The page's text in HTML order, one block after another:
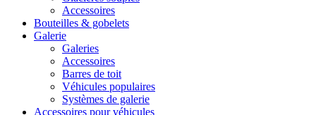
Accessoires
Bouteilles & gobelets
Galerie
Galeries
Accessoires
Barres de toit
Véhicules populaires
Systèmes de galerie
Accessoires pour véhicules